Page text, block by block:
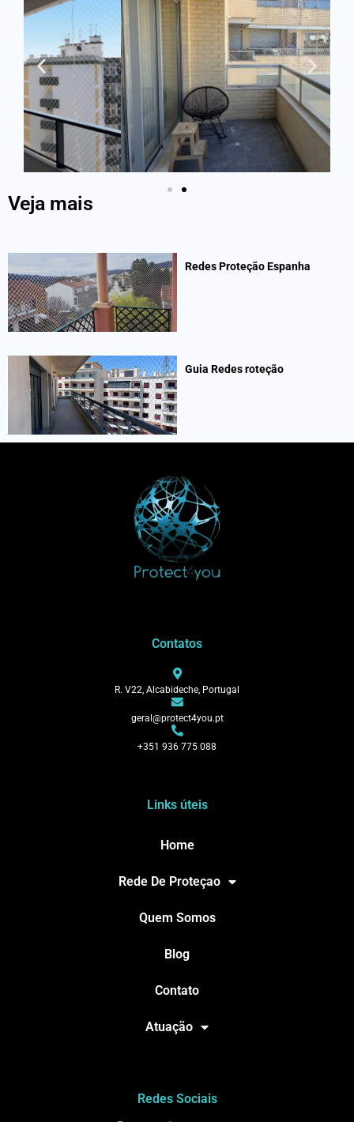
Veja mais
Redes Proteção Espanha
Guia Redes roteção
Contatos
R. V22, Alcabideche, Portugal
geral@protect4you.pt
+351 936 775 088
Links úteis
Home
Rede De Proteçao
Quem Somos
Blog
Contato
Atuação
Redes Sociais